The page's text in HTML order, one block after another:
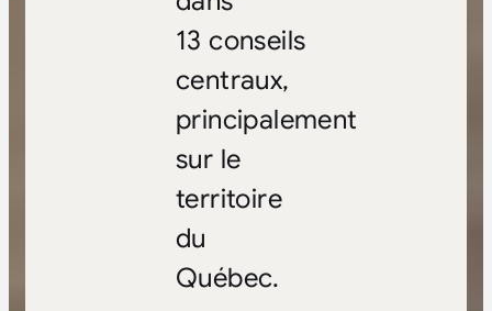
13 conseils
centraux,
principalement
sur le
territoire
du
Québec.